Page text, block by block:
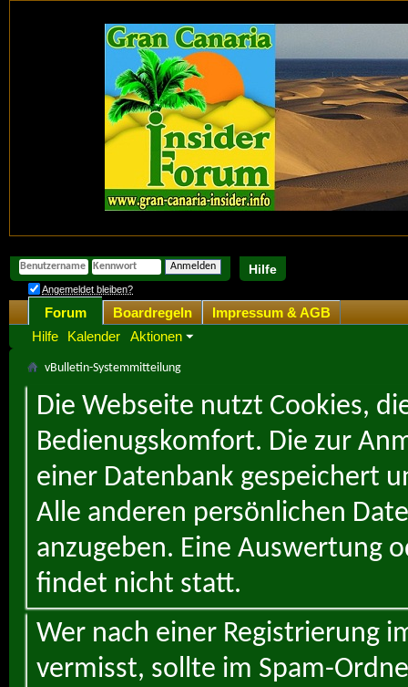
Hilfe
Angemeldet bleiben?
Forum
Hilfe
Kalender Aktionen
Boardregeln Impressum & AGB
vBulletin-Systemmitteilung
Die Webseite nutzt Cookies,
Bedienugskomfort. Die zur
einer Datenbank gespeichert
Alle anderen persönlichen
anzugeben. Eine Auswertung
findet nicht statt.
Wer nach einer Registrierung
vermisst, sollte im Spam-